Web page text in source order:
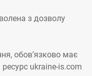
з дозволу
обов’язково має
ukraine-is.com